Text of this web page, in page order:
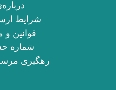
شرایط
قوانین و
شماره
رهگیری